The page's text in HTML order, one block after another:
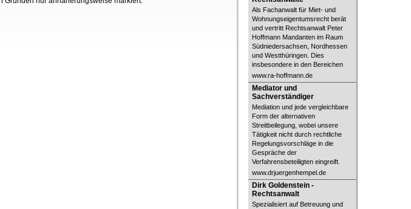
Als Fachanwalt für Miet- und
Wohnungseigentumsrecht berät
und vertritt Rechtsanwalt Peter
Hoffmann Mandanten im Raum
Südniedersachsen, Nordhessen
und Westthüringen. Dies
insbesondere in den Bereichen
www.ra-hoffmann.de
Mediator und Sachverständiger
Mediator und
Sachverständiger
Mediation und jede vergleichbare
Form der alternativen
Streitbeilegung, wobei unsere
Tätigkeit nicht durch rechtliche
Regelungsvorschläge in die
Gespräche der
Verfahrensbeteiligten eingreift.
www.drjuergenhempel.de
Dirk Goldenstein - Rechtsanwalt
Dirk Goldenstein -
Rechtsanwalt
Spezialisiert auf Betreuung und